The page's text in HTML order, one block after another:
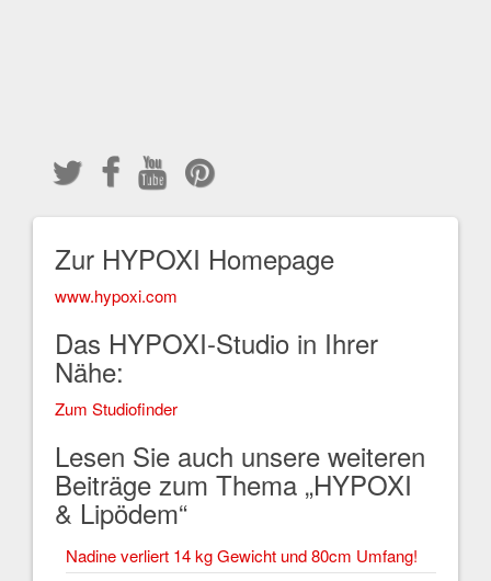
Zur HYPOXI Homepage
www.hypoxi.com
Das HYPOXI-Studio in Ihrer
Nähe:
Zum Studiofinder
Lesen Sie auch unsere weiteren
Beiträge zum Thema „HYPOXI
& Lipödem“
Nadine verliert 14 kg Gewicht und 80cm Umfang!